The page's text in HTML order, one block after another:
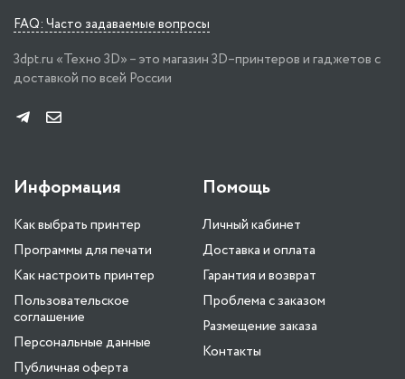
FAQ: Часто задаваемые вопросы
3dpt.ru «Техно 3D» – это магазин 3D–принтеров и гаджетов с
доставкой по всей России
Информация
Как выбрать принтер
Программы для печати
Как настроить принтер
Пользовательское
соглашение
Персональные данные
Публичная оферта
Помощь
Личный кабинет
Доставка и оплата
Гарантия и возврат
Проблема с заказом
Размещение заказа
Контакты